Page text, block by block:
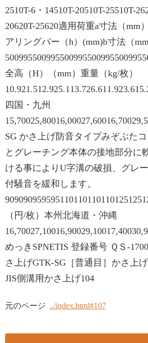
2510T-6・14510T-20510T-25510T-
20620T-25620適用荷重a寸法（mm
アリングバー（h）(mm)b寸法（mm
全高（H）（mm）重量（kg/枚）
四国・九州
SG かさ上げ防音タイプみぞぶた
とグレーチング本体の接地部分に
ける事によりU字溝の破損、グレ
付騒音を緩和します。
（円/枚）本州北海道・沖縄
めっきSPNETIS 登録番号 ＱＳ-
さ上げGTK-SG［普通目］かさ上
JIS側溝用かさ上げ104
元のページ ../index.html#107